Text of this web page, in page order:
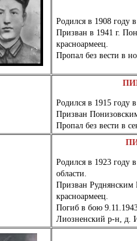
Родился в 1908 году
Призван в 1941 г.
красноармеец.
Пропал без вести в
Родился в 1915 году
Призван
Пропал без вести в
Родился в 1923 году
области.
Призван
красноармеец.
Погиб в бою 9.11.1943
Лиозненский р-н, д.